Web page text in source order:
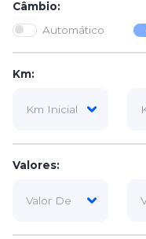
Câmbio:
Automático
Km:
Valores: